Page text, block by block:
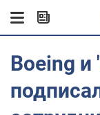
Boeing и